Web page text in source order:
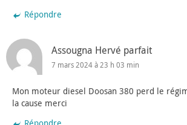
Répondre
Assougna Hervé parfait
7 mars 2024 à 23 h 03 min
Mon moteur diesel Doosan 380 perd le
la cause merci